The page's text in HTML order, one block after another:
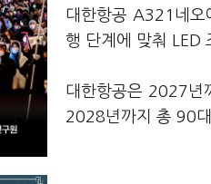
대한항공 A321네오
행 단계에 맞춰 LED
대한항공은 2027
2028년까지 총 90